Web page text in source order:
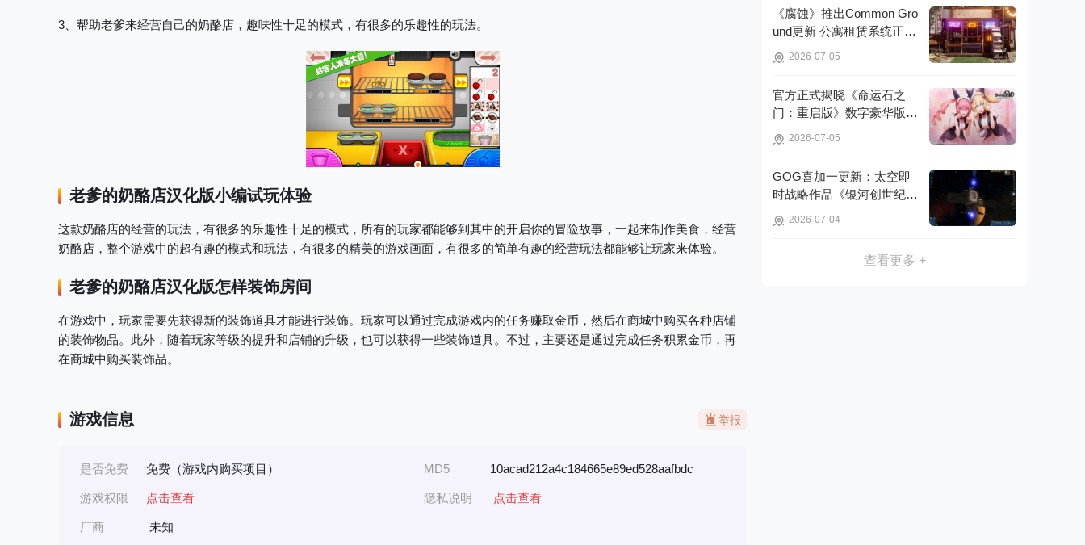
3、帮助老爹来经营自己的奶酪店，趣味性十足的模式，有很多的乐趣性的玩法。
老爹的奶酪店汉化版小编试玩体验
这款奶酪店的经营的玩法，有很多的乐趣性十足的模式，所有的玩家都能够到其中的开启你的冒险故事，一起来制作美食，经营
奶酪店，整个游戏中的超有趣的模式和玩法，有很多的精美的游戏画面，有很多的简单有趣的经营玩法都能够让玩家来体验。
老爹的奶酪店汉化版怎样装饰房间
在游戏中，玩家需要先获得新的装饰道具才能进行装饰。玩家可以通过完成游戏内的任务赚取金币，然后在商城中购买各种店铺
的装饰物品。此外，随着玩家等级的提升和店铺的升级，也可以获得一些装饰道具。不过，主要还是通过完成任务积累金币，再
在商城中购买装饰品。
游戏信息 举报
是否免费 免费（游戏内购买项目） MD5 10acad212a4c184665e89ed528aafbdc
游戏权限 点击查看 隐私说明 点击查看
厂商 未知
《腐蚀》推出Common Gro
und更新 公寓租赁系统正式
2026-07-05
官方正式揭晓《命运石之
门：重启版》数字豪华版的
2026-07-05
GOG喜加一更新：太空即
时战略作品《银河创世纪：
2026-07-04
查看更多 +